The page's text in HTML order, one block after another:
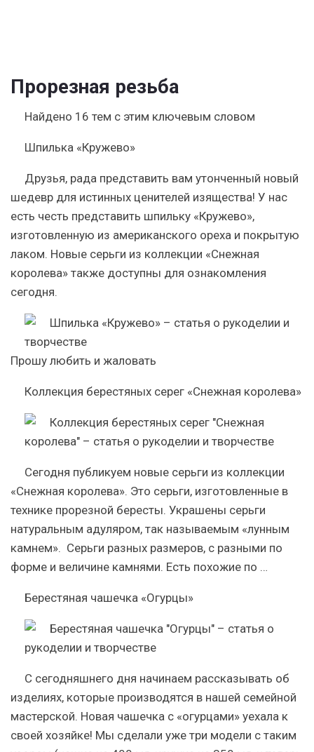
Прорезная резьба
Найдено 16 тем с этим ключевым словом
Шпилька «Кружево»
Друзья, рада представить вам утонченный новый
шедевр для истинных ценителей изящества! У нас
есть честь представить шпильку «Кружево»,
изготовленную из американского ореха и покрытую
лаком. Новые серьги из коллекции «Снежная
королева» также доступны для ознакомления
сегодня.
Прошу любить и жаловать
Коллекция берестяных серег «Снежная королева»
Сегодня публикуем новые серьги из коллекции
«Снежная королева». Это серьги, изготовленные в
технике прорезной бересты. Украшены серьги
натуральным адуляром, так называемым «лунным
камнем». Серьги разных размеров, с разными по
форме и величине камнями. Есть похожие по …
Берестяная чашечка «Огурцы»
С сегодняшнего дня начинаем рассказывать об
изделиях, которые производятся в нашей семейной
мастерской. Новая чашечка с «огурцами» уехала к
своей хозяйке! Мы сделали уже три модели с таким